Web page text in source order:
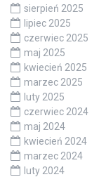
sierpień 2025
lipiec 2025
czerwiec 2025
maj 2025
kwiecień 2025
marzec 2025
luty 2025
czerwiec 2024
maj 2024
kwiecień 2024
marzec 2024
luty 2024